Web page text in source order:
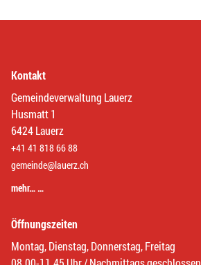
Kontakt
Gemeindeverwaltung Lauerz
Husmatt 1
6424 Lauerz
+41 41 818 66 88
gemeinde@lauerz.ch
mehr… …
Öffnungszeiten
Montag, Dienstag, Donnerstag, Freitag